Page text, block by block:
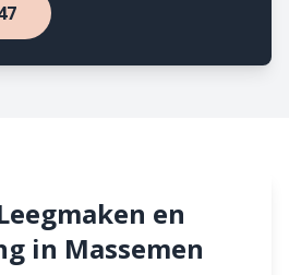
en
in Massemen